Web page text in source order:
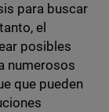
para buscar
el
posibles
numerosos
que pueden